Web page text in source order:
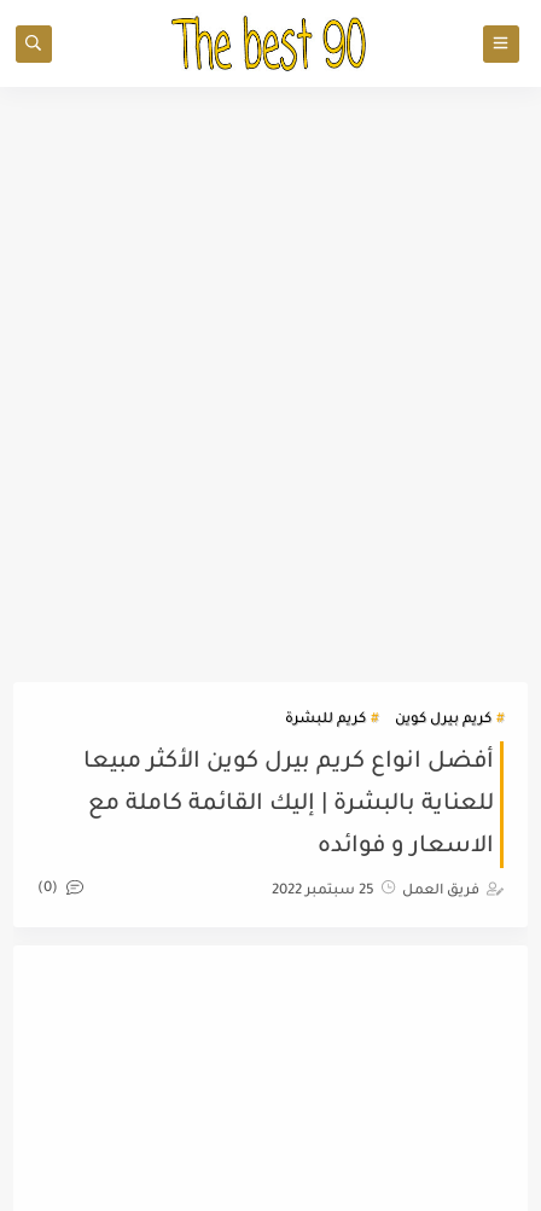
كريم بيرل كوين كريم للبشرة
أفضل انواع كريم بيرل كوين الأكثر مبيعا
للعناية بالبشرة | إليك القائمة كاملة مع
الاسعار و فوائده
فريق العمل 25 سبتمبر 2022 (0)